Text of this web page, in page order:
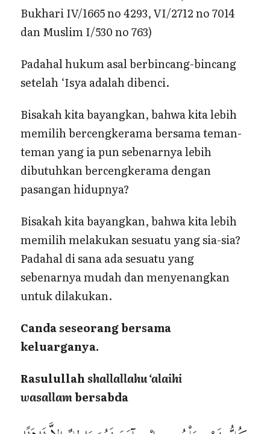
Bukhari IV/1665 no 4293, VI/2712 no 7014
dan Muslim I/530 no 763)
Padahal hukum asal berbincang-bincang
setelah ‘Isya adalah dibenci.
Bisakah kita bayangkan, bahwa kita lebih
memilih bercengkerama bersama teman-
teman yang ia pun sebenarnya lebih
dibutuhkan bercengkerama dengan
pasangan hidupnya?
Bisakah kita bayangkan, bahwa kita lebih
memilih melakukan sesuatu yang sia-sia?
Padahal di sana ada sesuatu yang
sebenarnya mudah dan menyenangkan
untuk dilakukan.
Canda seseorang bersama
keluarganya.
Rasulullahshallallahu ‘alaihi
wasallambersabda